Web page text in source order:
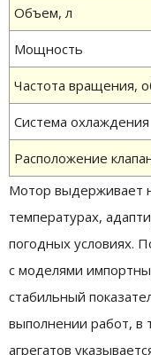
Объем, л
Мощность
Частота вращения,
Система охлаждения
Расположение
Мотор выдерживает
температурах,
погодных условиях.
с моделями
стабильный
выполнении работ, в
агрегатов